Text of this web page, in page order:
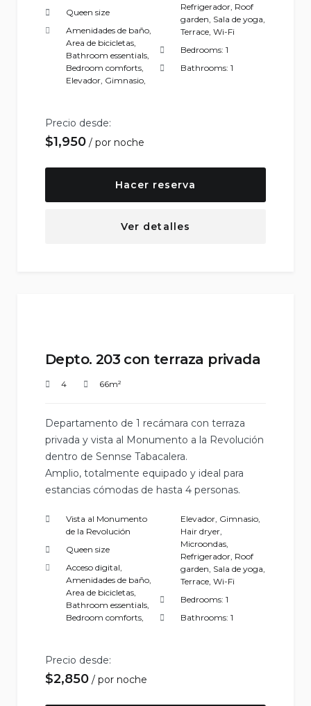
Queen size
Amenidades de baño,
Area de bicicletas,
Bathroom essentials,
Bedroom comforts,
Elevador, Gimnasio,
Refrigerador, Roof
garden, Sala de yoga,
Terrace, Wi-Fi
Bedrooms: 1
Bathrooms: 1
Precio desde:
$1,950 por noche
Hacer reserva
Ver detalles
Depto. 203 con terraza privada
4 66m²
Departamento de 1 recámara con terraza
privada y vista al Monumento a la Revolución
dentro de Sennse Tabacalera.
Amplio, totalmente equipado y ideal para
estancias cómodas de hasta 4 personas.
Vista al Monumento
de la Revolución
Queen size
Acceso digital,
Amenidades de baño,
Area de bicicletas,
Bathroom essentials,
Bedroom comforts,
Elevador, Gimnasio,
Hair dryer,
Microondas,
Refrigerador, Roof
garden, Sala de yoga,
Terrace, Wi-Fi
Bedrooms: 1
Bathrooms: 1
Precio desde:
$2,850 por noche